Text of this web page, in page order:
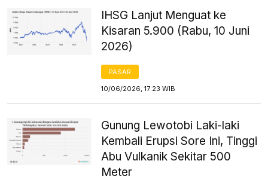
IHSG Lanjut Menguat ke
Kisaran 5.900 (Rabu, 10 Juni
2026)
PASAR
10/06/2026, 17:23 WIB
Gunung Lewotobi Laki-laki
Kembali Erupsi Sore Ini, Tinggi
Abu Vulkanik Sekitar 500
Meter